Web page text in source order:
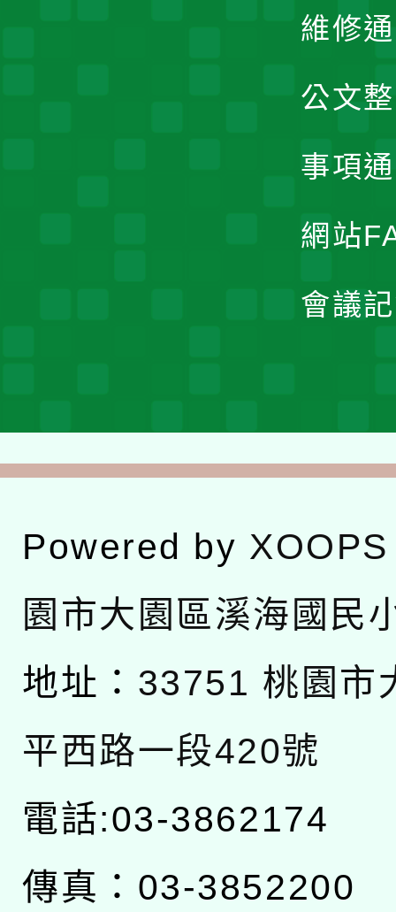
維修
公文
事項
網站
會議
Powered by XOOPS
園市大園區溪海國民
地址： 33751 桃園市
平西路一段420號
電話:03-3862174
傳真：03-3852200